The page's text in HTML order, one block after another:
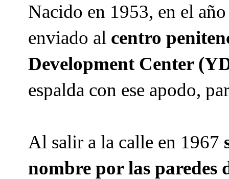
Nacido en 1953, en el
enviado al centro
Development Center
espalda con ese apodo,
Al salir a la calle en 1967
nombre por las paredes